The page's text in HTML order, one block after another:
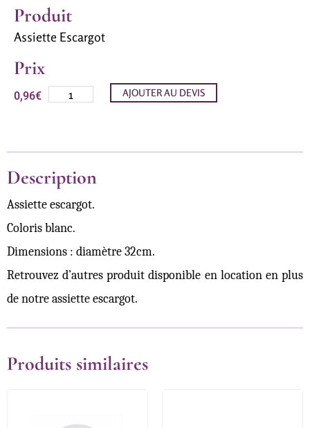
Produit
Assiette Escargot
Prix
0,96€ AJOUTER AU DEVIS
Description
Assiette escargot.
Coloris blanc.
Dimensions : diamètre 32cm.
Retrouvez d’autres produit disponible en location en plus
de notre assiette escargot.
Produits similaires